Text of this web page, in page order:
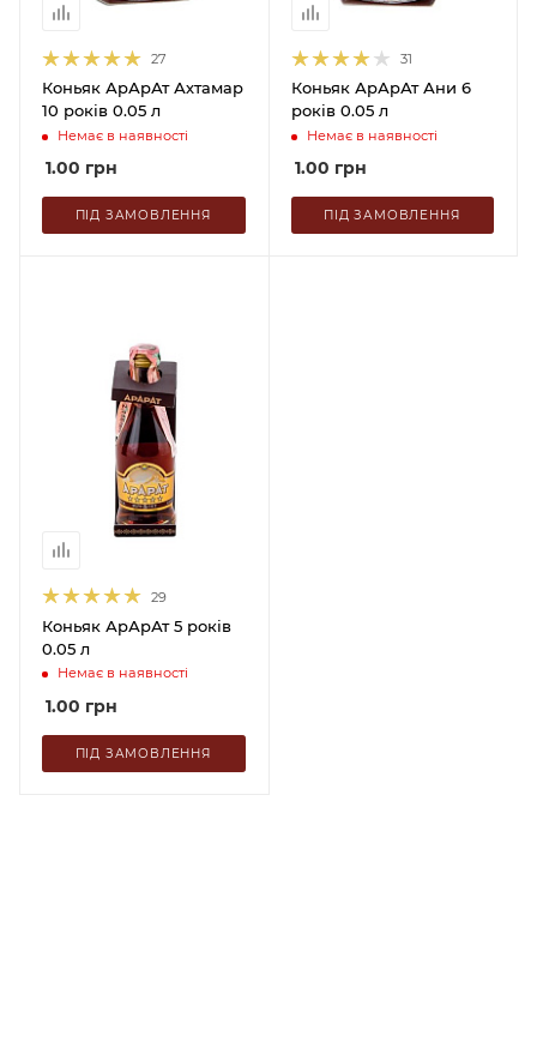
27
Коньяк АрАрАт Ахтамар
10 років 0.05 л
Немає в наявності
1.00 грн
ПІД ЗАМОВЛЕННЯ
31
Коньяк АрАрАт Ани 6
років 0.05 л
Немає в наявності
1.00 грн
ПІД ЗАМОВЛЕННЯ
29
Коньяк АрАрАт 5 років
0.05 л
Немає в наявності
1.00 грн
ПІД ЗАМОВЛЕННЯ